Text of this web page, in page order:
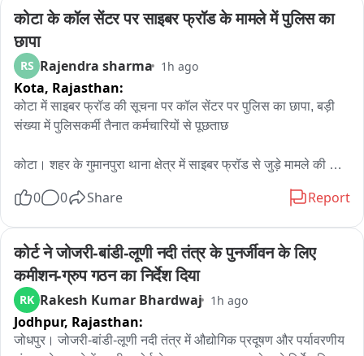
कोटा के कॉल सेंटर पर साइबर फ्रॉड के मामले में पुलिस का
छापा
RS Rajendra sharma 1h ago
Kota, Rajasthan:
कोटा में साइबर फ्रॉड की सूचना पर कॉल सेंटर पर पुलिस का छापा, बड़ी
संख्या में पुलिसकर्मी तैनात कर्मचारियों से पूछताछ
कोटा। शहर के गुमानपुरा थाना क्षेत्र में साइबर फ्रॉड से जुड़े मामले की
छापा मारा। शुक्रवार रात करीब 9 बजे हुई इस कार्रवाई के दौरान बड़ी संख्या
जानकारी के अनुसार, साइबर फ्रॉड से जुड़े मामले की जांच के तहत पुलिस
टीम ने कॉल सेंटर में मौजूद कर्मचारियों से पूछताछ शुरू की। पुलिस
अधिकारियों ने कॉल सेंटर में संचालित गतिविधियों और कर्मचारियों की
भूमिका से संबंधित जानकारी जुटाई।
0 0 Share Report
कोर्ट ने जोजरी-बांडी-लूणी नदी तंत्र के पुनर्जीवन के लिए
कमीशन-ग्रुप गठन का निर्देश दिया
RK Rakesh Kumar Bhardwaj 1h ago
Jodhpur, Rajasthan:
जोधपुर। जोजरी-बांडी-लूणी नदी तंत्र में औद्योगिक प्रदूषण और पर्यावरणीय